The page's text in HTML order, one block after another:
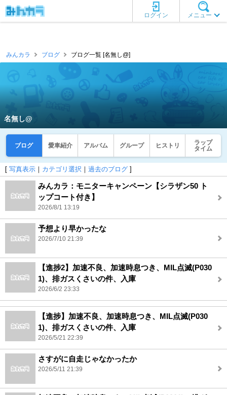
メニュー
ログイン
みんカラ ブログ ブログ一覧 [名無し@]
名無し@
ブログ 愛車紹介 アルバム グループ ヒストリ
ラップ
タイム
[ 写真表示 ｜ カテゴリ選択 ｜ 過去のブログ ]
みんカラ：モニターキャンペーン【シラザン50 ト
ップコート付き】
2026/8/1 13:19
予想より早かったな
2026/7/10 21:39
【進捗2】加速不良、加速時息つき、MIL点滅(P030
1)、排ガスくさいの件、入庫
2026/6/2 23:33
【進捗】加速不良、加速時息つき、MIL点滅(P030
1)、排ガスくさいの件、入庫
2026/5/21 22:39
さすがに自走じゃなかったか
2026/5/11 21:39